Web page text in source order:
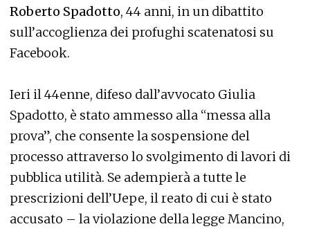
Roberto Spadotto, 44 anni, in un dibattito
sull’accoglienza dei profughi scatenatosi su
Facebook.
Ieri il 44enne, difeso dall’avvocato Giulia
Spadotto, è stato ammesso alla “messa alla
prova”, che consente la sospensione del
processo attraverso lo svolgimento di lavori di
pubblica utilità. Se adempierà a tutte le
prescrizioni dell’Uepe, il reato di cui è stato
accusato – la violazione della legge Mancino,